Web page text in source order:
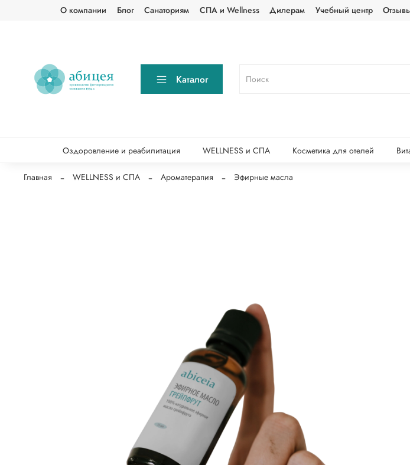
О компании Блог Санаториям СПА и Wellness Дилерам Учебный центр
Каталог
Оздоровление и реабилитация WELLNESS и СПА Косметика для отелей
Главная WELLNESS и СПА Ароматерапия Эфирные масла